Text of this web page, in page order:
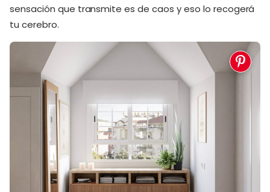
sensación que transmite es de caos y eso lo recogerá
tu cerebro.